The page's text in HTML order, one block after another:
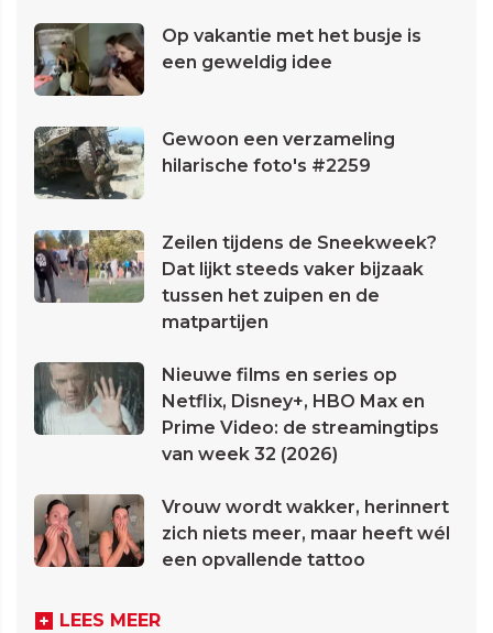
Op vakantie met het busje is
een geweldig idee
Gewoon een verzameling
hilarische foto's #2259
Zeilen tijdens de Sneekweek?
Dat lijkt steeds vaker bijzaak
tussen het zuipen en de
matpartijen
Nieuwe films en series op
Netflix, Disney+, HBO Max en
Prime Video: de streamingtips
van week 32 (2026)
Vrouw wordt wakker, herinnert
zich niets meer, maar heeft wél
een opvallende tattoo
LEES MEER